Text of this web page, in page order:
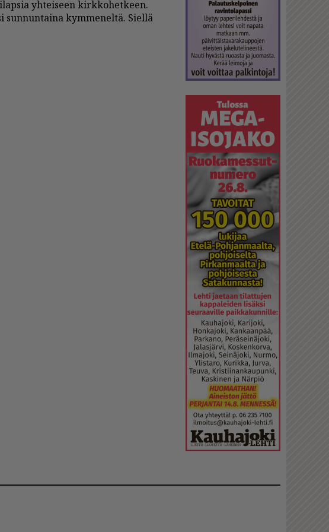
yh­tei­seen kirk­ko­het­keen.
kym­me­nel­tä. Siel­lä